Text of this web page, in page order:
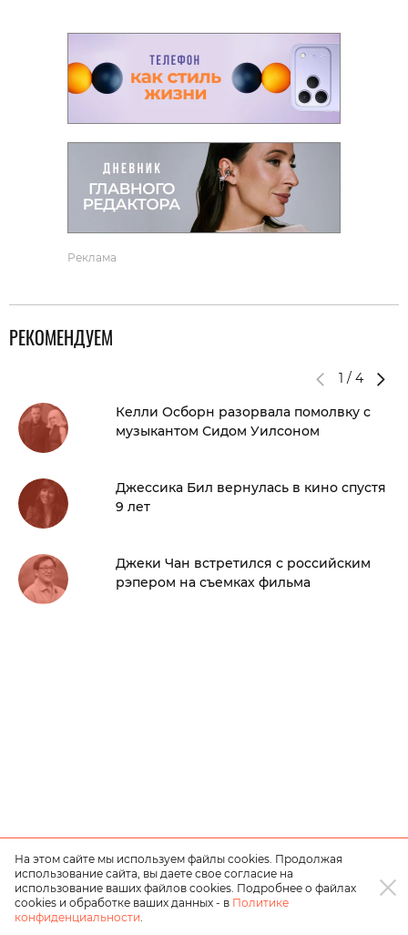
Реклама
РЕКОМЕНДУЕМ
1 / 4
Келли Осборн разорвала помолвку с
музыкантом Сидом Уилсоном
Джессика Бил вернулась в кино спустя
9 лет
Джеки Чан встретился с российским
рэпером на съемках фильма
На этом сайте мы используем файлы cookies. Продолжая
использование сайта, вы даете свое согласие на
использование ваших файлов cookies. Подробнее о файлах
cookies и обработке ваших данных - в Политике
конфиденциальности.